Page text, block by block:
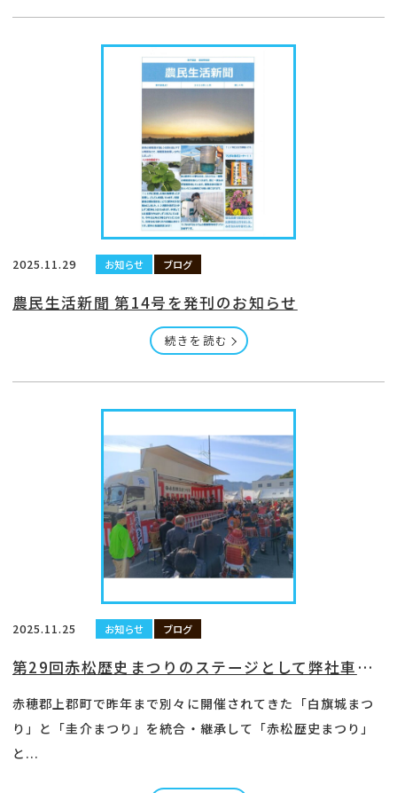
2025.11.29 お知らせ ブログ
農民生活新聞 第14号を発刊のお知らせ
続きを読む
2025.11.25 お知らせ ブログ
第29回赤松歴史まつりのステージとして弊社車両を使っていただきました
赤穂郡上郡町で昨年まで別々に開催されてきた「白旗城まつ
り」と「圭介まつり」を統合・継承して「赤松歴史まつり」
と...